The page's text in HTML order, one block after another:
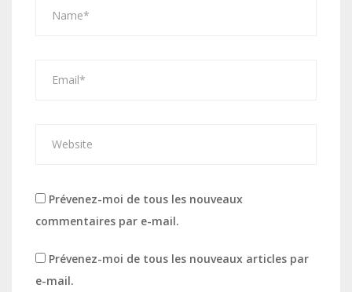
Prévenez-moi de tous les nouveaux
commentaires par e-mail.
Prévenez-moi de tous les nouveaux articles par
e-mail.